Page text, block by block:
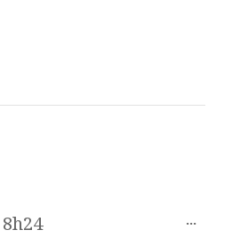
8h24
...